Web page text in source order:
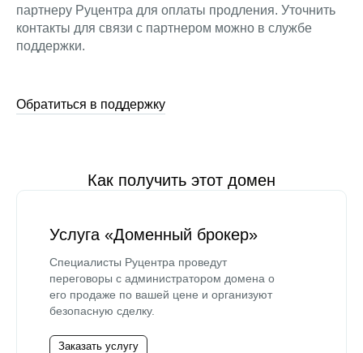
партнеру Руцентра для оплаты продления. Уточнить
контакты для связи с партнером можно в службе
поддержки.
Обратиться в поддержку
Как получить этот домен
Услуга «Доменный брокер»
Специалисты Руцентра проведут
переговоры с администратором домена о
его продаже по вашей цене и организуют
безопасную сделку.
Заказать услугу